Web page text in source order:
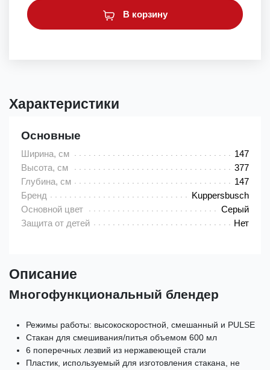
В корзину
Характеристики
Основные
Ширина, см
147
Высота, см
377
Глубина, см
147
Бренд
Kuppersbusch
Основной цвет
Серый
Защита от детей
Нет
Описание
Многофункциональный блендер
Режимы работы: высокоскоростной, смешанный и PULSE
Стакан для смешивания/питья объемом 600 мл
6 поперечных лезвий из нержавеющей стали
Пластик, используемый для изготовления стакана, не